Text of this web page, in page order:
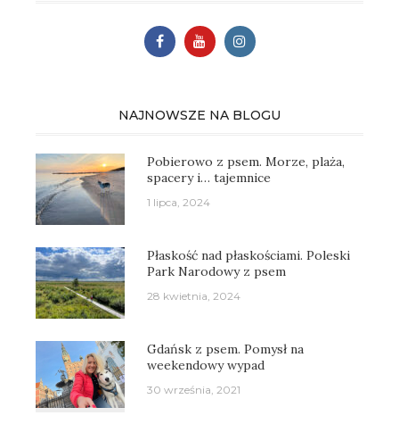
NAJNOWSZE NA BLOGU
Pobierowo z psem. Morze, plaża,
spacery i… tajemnice
1 lipca, 2024
Płaskość nad płaskościami. Poleski
Park Narodowy z psem
28 kwietnia, 2024
Gdańsk z psem. Pomysł na
weekendowy wypad
30 września, 2021